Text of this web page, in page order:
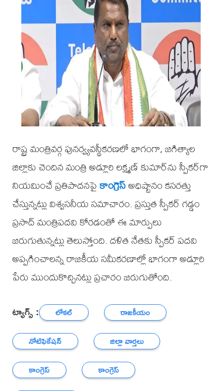
రాష్ట్ర మంత్రివర్గ పునర్వ్యవస్థీకరణలో భాగంగా, జగిత్యాల
జిల్లాకు చెందిన మంత్రి అడ్లూరి లక్ష్మణ్ కుమార్‌ను స్పీకర్‌గా
నియమించే ప్రతిపాదనపైకాంగ్రెస్అధిష్టానం కసరత్తు
చేస్తున్నట్లు విశ్వసనీయ సమాచారం. ప్రస్తుత స్పీకర్ గడ్డం
ప్రసాద్ మంత్రిపదవి కోరడంతో ఈ మార్పులు
జరుగుతున్నట్లు తెలుస్తోంది. దళిత నేతకు స్పీకర్ పదవి
అప్పగించాలన్న రాజకీయ సమీకరణాల్లో భాగంగా అడ్లూరి
పేరు ముందుకొచ్చినట్లు ప్రచారం జరుగుతోంది.
ట్యాగ్స్ : లోకల్
రాజకీయం
నోటిఫికేషన్
జిల్లా వార్తలు
కాంగ్రెస్
కాంగ్రెస్